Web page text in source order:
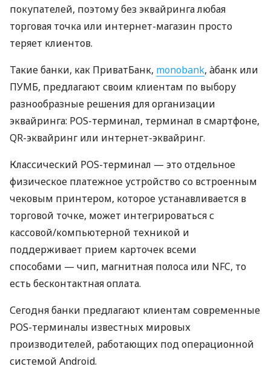
покупателей, поэтому без эквайринга любая
торговая точка или интернет-магазин просто
теряет клиентов.
Такие банки, как ПриватБанк, monobank, àбанк или
ПУМБ, предлагают своим клиентам по выбору
разнообразные решения для организации
эквайринга: POS-терминал, терминал в смартфоне,
QR-эквайринг или интернет-эквайринг.
Классический POS-терминал — это отдельное
физическое платежное устройство со встроенным
чековым принтером, которое устанавливается в
торговой точке, может интегрироваться с
кассовой/компьютерной техникой и
поддерживает прием карточек всеми
способами — чип, магнитная полоса или NFC, то
есть бесконтактная оплата.
Сегодня банки предлагают клиентам современные
POS-терминалы известных мировых
производителей, работающих под операционной
системой Android.